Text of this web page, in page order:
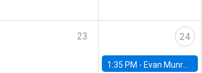
23 24
1:35 PM - Evan Munro, Neyman Visiting Assistant Professor in the Department of Statistics at UC Berkeley